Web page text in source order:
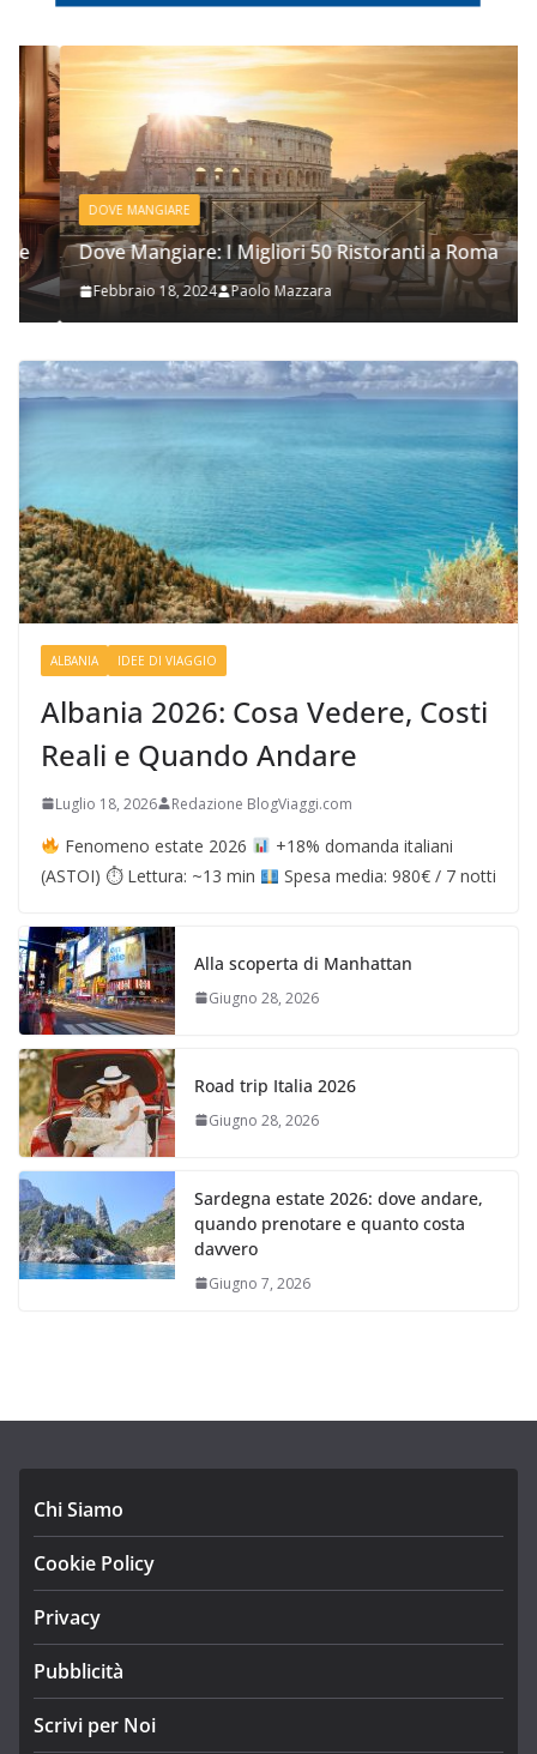
DOVE MANGIARE
Dove Mangiare: I Migliori 50 Ristoranti a Roma
Febbraio 18, 2024 Paolo Mazzara
ALBANIA IDEE DI VIAGGIO
Albania 2026: Cosa Vedere, Costi
Reali e Quando Andare
Luglio 18, 2026 Redazione BlogViaggi.com
Fenomeno estate 2026
+18% domanda italiani
(ASTOI) ⏱ Lettura: ~13 min
Spesa media: 980€ / 7 notti
Alla scoperta di Manhattan
Giugno 28, 2026
Road trip Italia 2026
Giugno 28, 2026
Sardegna estate 2026: dove andare,
quando prenotare e quanto costa
davvero
Giugno 7, 2026
Chi Siamo
Cookie Policy
Privacy
Pubblicità
Scrivi per Noi